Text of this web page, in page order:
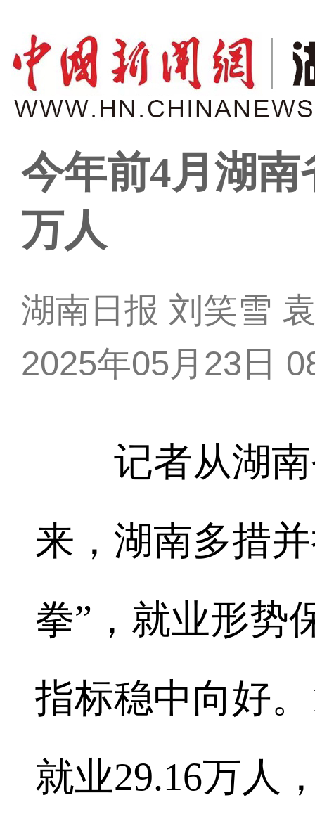
今年前4月湖南
万人
湖南日报 刘笑雪
2025年05月23日
记者从湖南
来，湖南多措
拳”，就业形势
指标稳中向好
就业29.16万人